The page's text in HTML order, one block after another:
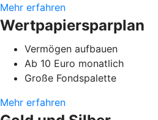
Mehr erfahren
Wertpapiersparplan
Vermögen aufbauen
Ab 10 Euro monatlich
Große Fondspalette
Mehr erfahren